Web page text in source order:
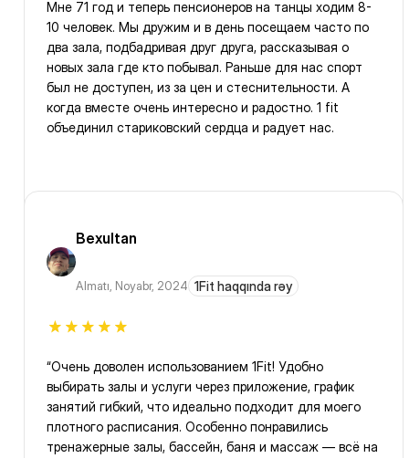
Мне 71 год и теперь пенсионеров на танцы ходим 8-
10 человек. Мы дружим и в день посещаем часто по
два зала, подбадривая друг друга, рассказывая о
новых зала где кто побывал. Раньше для нас спорт
был не доступен, из за цен и стеснительности. А
когда вместе очень интересно и радостно. 1 fit
объединил стариковский сердца и радует нас.
Bexultan
Almatı, Noyabr, 2024 1Fit haqqında rəy
“Очень доволен использованием 1Fit! Удобно
выбирать залы и услуги через приложение, график
занятий гибкий, что идеально подходит для моего
плотного расписания. Особенно понравились
тренажерные залы, бассейн, баня и массаж — всё на